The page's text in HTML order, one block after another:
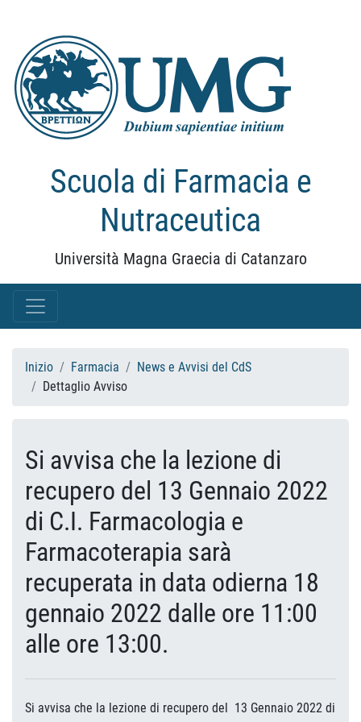
Scuola di Farmacia e
Nutraceutica
Università Magna Graecia di Catanzaro
Inizio Farmacia
News e Avvisi del CdS
Dettaglio Avviso
Si avvisa che la lezione di
recupero del 13 Gennaio 2022
di C.I. Farmacologia e
Farmacoterapia sarà
recuperata in data odierna 18
gennaio 2022 dalle ore 11:00
alle ore 13:00.
Si avvisa che la lezione di recupero del 13 Gennaio 2022 di